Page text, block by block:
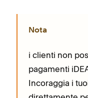
Nota
i clienti non
pagamenti
Incoraggia i